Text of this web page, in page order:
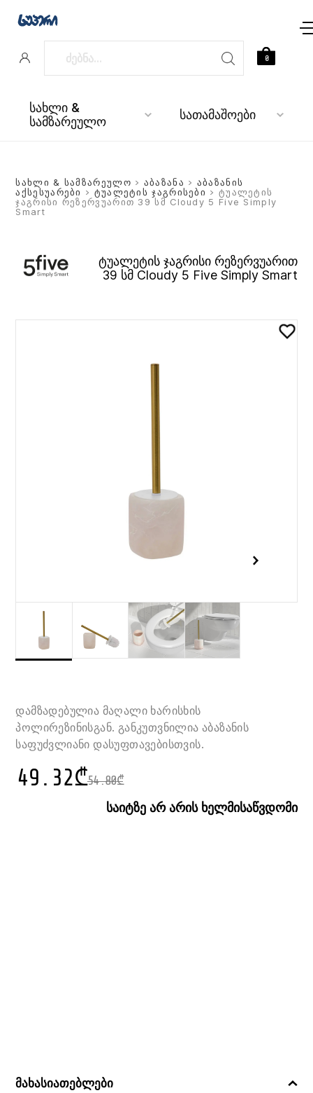
სახლი &
სამზარეულო სათამაშოები
0
სახლი & სამზარეულო > აბაზანა > აბაზანის
აქსესუარები > ტუალეტის ჯაგრისები > ტუალეტის
ჯაგრისი რეზერვუარით 39 სმ Cloudy 5 Five Simply
Smart
ტუალეტის ჯაგრისი რეზერვუარით
39 სმ Cloudy 5 Five Simply Smart
დამზადებულია მაღალი ხარისხის
პოლირეზინისგან. განკუთვნილია აბაზანის
საფუძვლიანი დასუფთავებისთვის.
54.80₾
49.32₾
საიტზე არ არის ხელმისაწვდომი
მახასიათებლები